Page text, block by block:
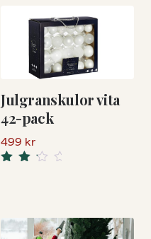
Julgranskulor vita
42-pack
499 kr